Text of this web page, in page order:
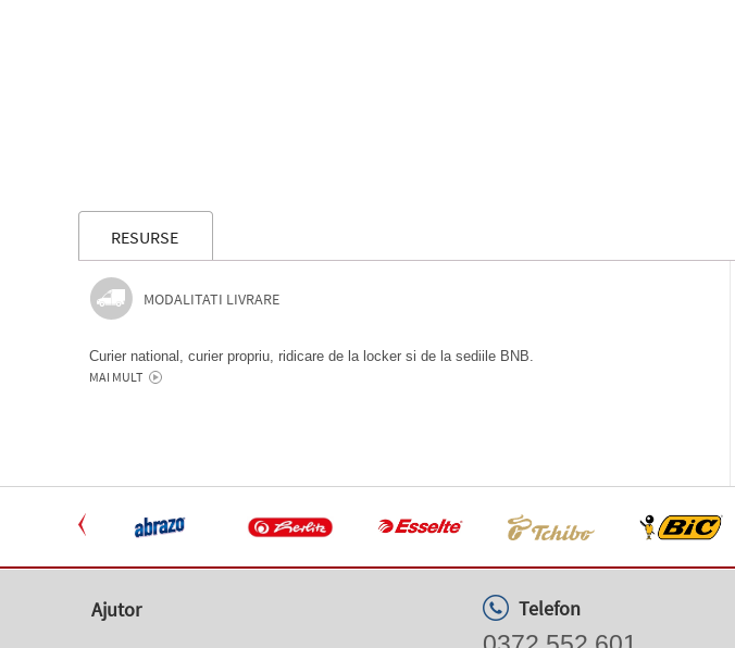
RESURSE
MODALITATI LIVRARE
Curier national, curier propriu, ridicare de la locker si de la sediile BNB.
MAI MULT
Ajutor Telefon